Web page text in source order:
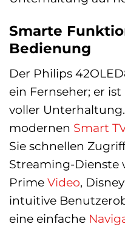
Smarte
Bedienung
Der Philips
ein Fernseher; er
voller
modernen Smart
Sie schnellen
Streaming-Dienste
Prime Video,
intuitive
eine einfache